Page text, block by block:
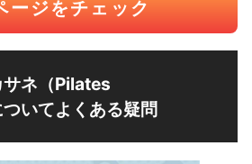
ージをチェック
サネ（Pilates
いてよくある疑問